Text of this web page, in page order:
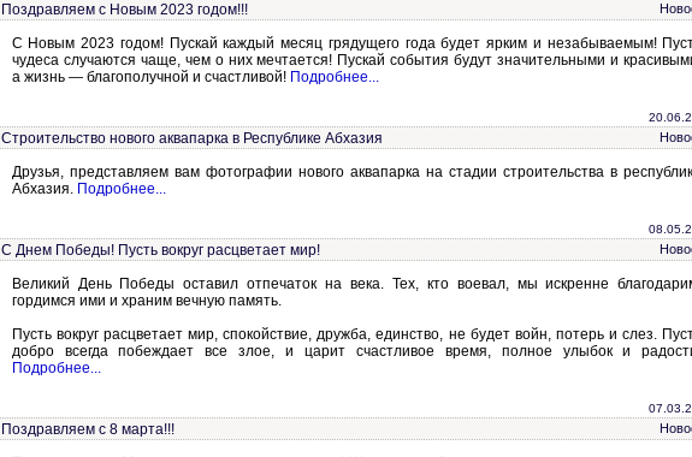
Поздравляем с Новым 2023 годом!!!
С Новым 2023 годом! Пускай каждый месяц грядущего года будет ярким и незабываемым!
чудеса случаются чаще, чем о них мечтается! Пускай события будут значительными и
а жизнь — благополучной и счастливой! Подробнее...
Строительство нового аквапарка в Республике Абхазия
Друзья, представляем вам фотографии нового аквапарка на стадии строительства в
Абхазия. Подробнее...
С Днем Победы! Пусть вокруг расцветает мир!
Великий День Победы оставил отпечаток на века. Тех, кто воевал, мы искренне
гордимся ими и храним вечную память.
Пусть вокруг расцветает мир, спокойствие, дружба, единство, не будет войн, потерь и слез.
добро всегда побеждает все злое, и царит счастливое время, полное улыбок и
Подробнее...
Поздравляем с 8 марта!!!